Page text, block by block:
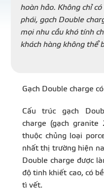
hoàn hảo. Không chỉ
phái, gạch Double
mọi nhu cầu khó tính
khách hàng không thể
Gạch Double charge
Cấu trúc gạch
charge (gạch
thuộc chủng loại
nhất thị trường hiện
Double charge được
độ tinh khiết cao, có
tì vết.